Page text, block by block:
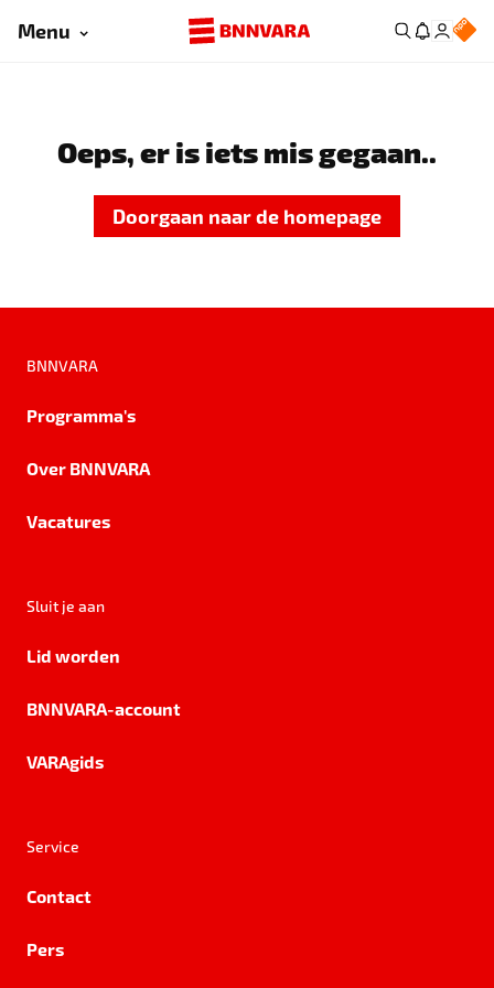
Menu
Oeps, er is iets mis gegaan..
Doorgaan naar de homepage
BNNVARA
Programma's
Over BNNVARA
Vacatures
Sluit je aan
Lid worden
BNNVARA-account
VARAgids
Service
Contact
Pers